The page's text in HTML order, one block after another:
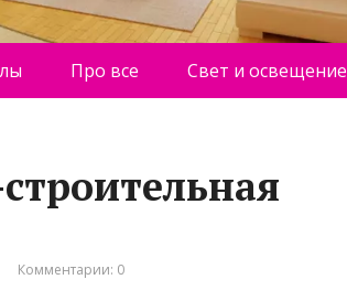
Про все Свет и освещение
Комментарии: 0